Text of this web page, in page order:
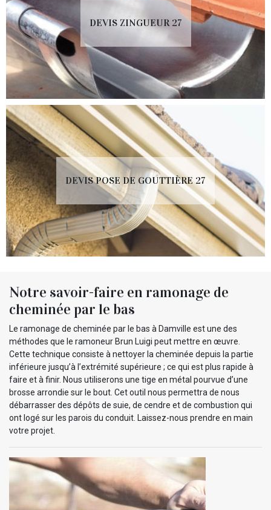
DEVIS ZINGUEUR 27
DEVIS POSE DE GOUTTIÈRE 27
Notre savoir-faire en ramonage de
cheminée par le bas
Le ramonage de cheminée par le bas à Damville est une des
méthodes que le ramoneur Brun Luigi peut mettre en œuvre.
Cette technique consiste à nettoyer la cheminée depuis la partie
inférieure jusqu’à l’extrémité supérieure ; ce qui est plus rapide à
faire et à finir. Nous utiliserons une tige en métal pourvue d’une
brosse arrondie sur le bout. Cet outil nous permettra de nous
débarrasser des dépôts de suie, de cendre et de combustion qui
ont logé sur les parois du conduit. Laissez-nous prendre en main
votre projet.